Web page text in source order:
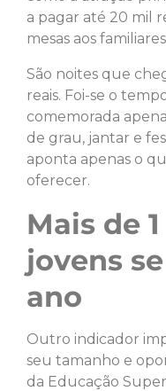
a pagar até 20 mil
mesas aos
São noites que
reais. Foi-se o
comemorada
de grau, jantar e
aponta apenas o
oferecer.
Mais de
jovens
ano
Outro indicador
seu tamanho e
da Educação